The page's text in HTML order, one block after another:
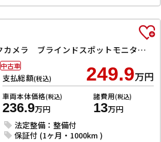
IS300h ナビ TV バックカメラ ブラインドスポットモニター クリアランスソナー レーンアシスト オートクルーズコントロール 衝突被害軽減システム アルミホイール LEDヘッドランプ パワーシート
支払総額(税込) 249.9万円
車両本体価格(税込)
236.9万円
諸費用(税込)
13万円
法定整備：整備付
保証付 (1ヶ月・1000km )
中古車